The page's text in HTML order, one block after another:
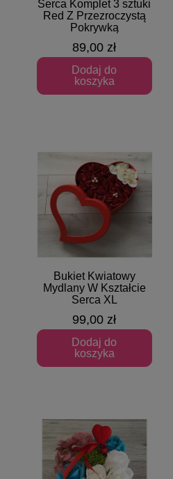
Serca Komplet 3 sztuki
Red Z Przezroczystą
Pokrywką
89,00 zł
Dodaj do
koszyka
Szybki podgląd
Bukiet Kwiatowy
Mydlany W Kształcie
Serca XL
99,00 zł
Dodaj do
koszyka